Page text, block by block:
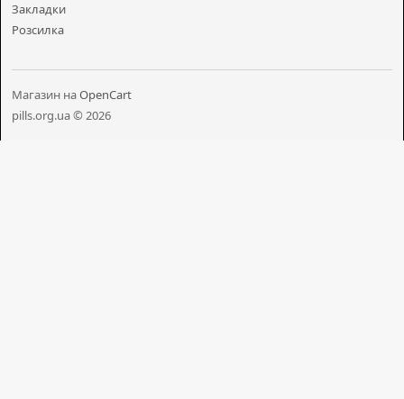
Закладки
Розсилка
Магазин наOpenCart
pills.org.ua © 2026